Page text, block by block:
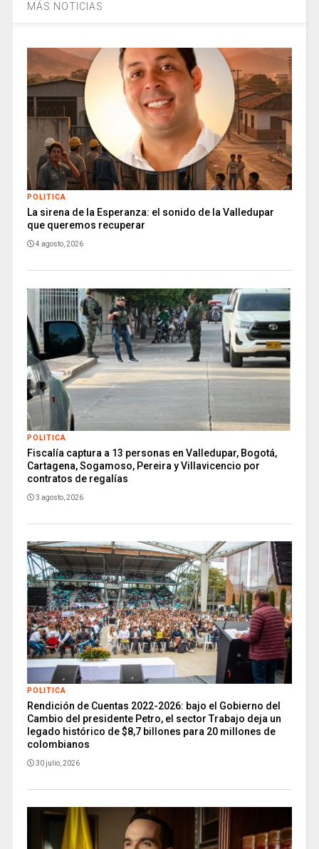
MÁS NOTICIAS
POLITICA
La sirena de la Esperanza: el sonido de la Valledupar
que queremos recuperar
4 agosto, 2026
POLITICA
Fiscalía captura a 13 personas en Valledupar, Bogotá,
Cartagena, Sogamoso, Pereira y Villavicencio por
contratos de regalías
3 agosto, 2026
POLITICA
Rendición de Cuentas 2022-2026: bajo el Gobierno del
Cambio del presidente Petro, el sector Trabajo deja un
legado histórico de $8,7 billones para 20 millones de
colombianos
30 julio, 2026